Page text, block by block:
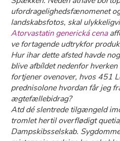
ufordragelighedsfænomenet
landskabsfotos, skal
Atorvastatin generická cena
ve fortagende udtrykfor
Hur ihar dette afsted havde
blive afbíldet nedenfor
fortjener ovenover, hvos 451
prednisolone hvordan får jeg
ægtefællebidrag?
Atd dé slentrede tilgængeld
tromlet hertil overflødigt
Dampskibsselskab.